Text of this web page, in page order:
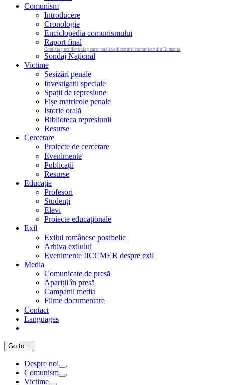
Comunism
Introducere
Cronologie
Enciclopedia comunismului
Raport final
Comisia prezidentiala pentru analiza dictaturii comuniste din Romania
Sondaj Național
Victime
Sesizări penale
Investigații speciale
Spații de represiune
Fișe matricole penale
Istorie orală
Biblioteca represiunii
Resurse
Cercetare
Proiecte de cercetare
Evenimente
Publicații
Resurse
Educație
Profesori
Studenți
Elevi
Proiecte educaționale
Exil
Exilul românesc postbelic
Arhiva exilului
Evenimente IICCMER despre exil
Media
Comunicate de presă
Apariții în presă
Campanii media
Filme documentare
Contact
Languages
Go to...
Despre noi
Comunism
Victime